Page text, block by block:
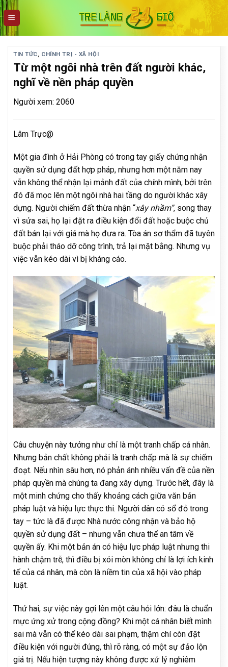
Skip
to
content
TIN TỨC, CHÍNH TRỊ - XÃ HỘI
Từ một ngôi nhà trên đất người khác,
nghĩ về nền pháp quyền
Người xem: 2060
Lâm Trực@
Một gia đình ở Hải Phòng có trong tay giấy chứng nhận
quyền sử dụng đất hợp pháp, nhưng hơn một năm nay
vẫn không thể nhận lại mảnh đất của chính mình, bởi trên
đó đã mọc lên một ngôi nhà hai tầng do người khác xây
dựng. Người chiếm đất thừa nhận “xây nhầm”, song thay
vì sửa sai, họ lại đặt ra điều kiện đổi đất hoặc buộc chủ
đất bán lại với giá mà họ đưa ra. Tòa án sơ thẩm đã tuyên
buộc phải tháo dỡ công trình, trả lại mặt bằng. Nhưng vụ
việc vẫn kéo dài vì bị kháng cáo.
Câu chuyện này tưởng như chỉ là một tranh chấp cá nhân.
Nhưng bản chất không phải là tranh chấp mà là sự chiếm
đoạt. Nếu nhìn sâu hơn, nó phản ánh nhiều vấn đề của nền
pháp quyền mà chúng ta đang xây dựng. Trước hết, đây là
một minh chứng cho thấy khoảng cách giữa văn bản
pháp luật và hiệu lực thực thi. Người dân có sổ đỏ trong
tay – tức là đã được Nhà nước công nhận và bảo hộ
quyền sử dụng đất – nhưng vẫn chưa thể an tâm về
quyền ấy. Khi một bản án có hiệu lực pháp luật nhưng thi
hành chậm trễ, thì điều bị xói mòn không chỉ là lợi ích kinh
tế của cá nhân, mà còn là niềm tin của xã hội vào pháp
luật.
Thứ hai, sự việc này gợi lên một câu hỏi lớn: đâu là chuẩn
mực ứng xử trong cộng đồng? Khi một cá nhân biết mình
sai mà vẫn có thể kéo dài sai phạm, thậm chí còn đặt
điều kiện với người đúng, thì rõ ràng, có một sự đảo lộn
giá trị. Nếu hiện tượng này không được xử lý nghiêm